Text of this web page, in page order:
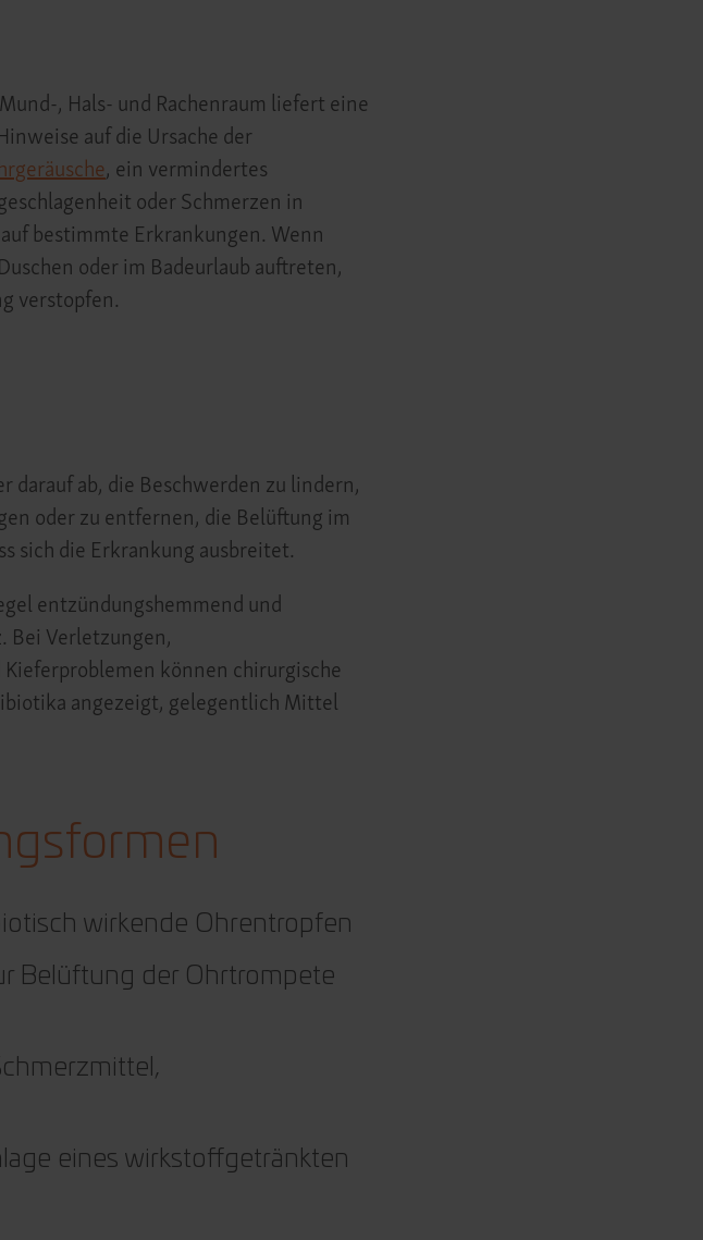
, Hals- und Rachenraum liefert eine
auf die Ursache der
, ein vermindertes
oder Schmerzen in
bestimmte Erkrankungen. Wenn
oder im Badeurlaub auftreten,
verstopfen.
darauf ab, die Beschwerden zu lindern,
oder zu entfernen, die Belüftung im
sich die Erkrankung ausbreitet.
entzündungshemmend und
Bei Verletzungen,
können chirurgische
angezeigt, gelegentlich Mittel
wirkende Ohrentropfen
Belüftung der Ohrtrompete
eines wirkstoffgetränkten